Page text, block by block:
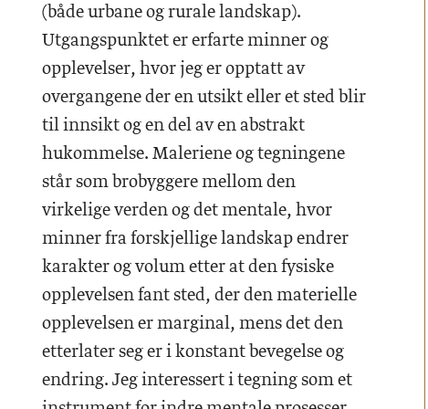
(både urbane og rurale landskap).
Utgangspunktet er erfarte minner og
opplevelser, hvor jeg er opptatt av
overgangene der en utsikt eller et sted blir
til innsikt og en del av en abstrakt
hukommelse. Maleriene og tegningene
står som brobyggere mellom den
virkelige verden og det mentale, hvor
minner fra forskjellige landskap endrer
karakter og volum etter at den fysiske
opplevelsen fant sted, der den materielle
opplevelsen er marginal, mens det den
etterlater seg er i konstant bevegelse og
endring. Jeg interessert i tegning som et